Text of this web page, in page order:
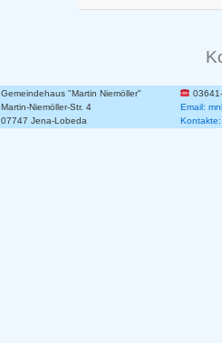
Gemeindehaus "Martin Niemöller"
Martin-Niemöller-Str. 4
Email:
07747 Jena-Lobeda